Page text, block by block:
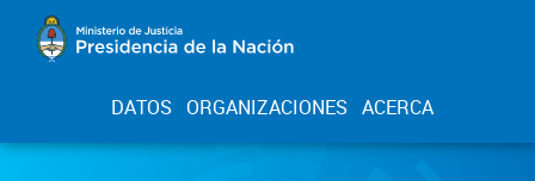
DATOS ORGANIZACIONES ACERCA